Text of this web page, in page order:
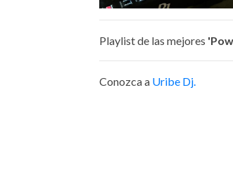
Playlist de las mejores
Conozca a Uribe Dj.